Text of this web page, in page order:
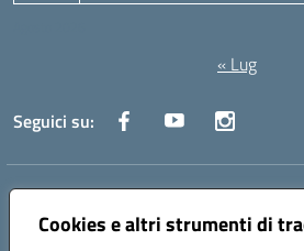
Cookies e altri strumenti di
« Lug
Seguici su:
Indirizzo:Via Canale 1, Ancona
Centralino:071 204723 Email: